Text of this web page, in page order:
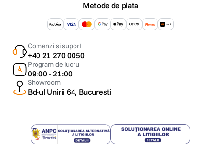
Metode de plata
Comenzi si suport
+40 21 270 0050
Program de lucru
09:00 - 21:00
Showroom
Bd-ul Unirii 64, Bucuresti